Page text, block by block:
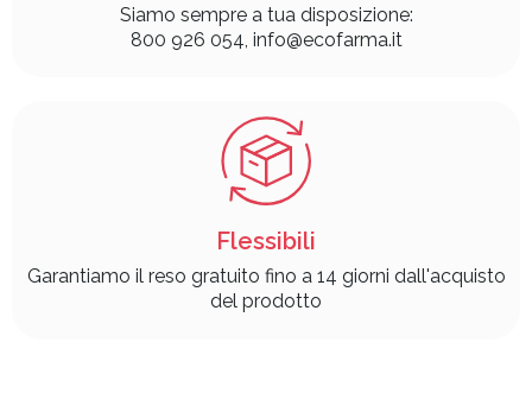
Siamo sempre a tua disposizione:
800 926 054, info@ecofarma.it
Flessibili
Garantiamo il reso gratuito fino a 14 giorni dall'acquisto
del prodotto